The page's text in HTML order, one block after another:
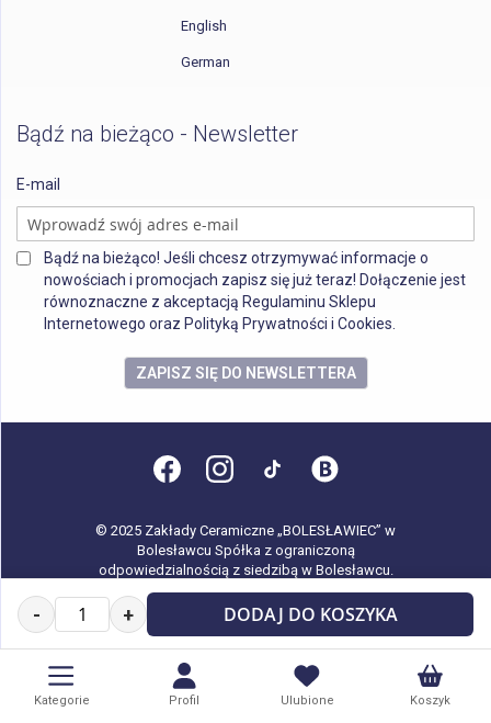
- + DODAJ DO KOSZYKA
English
German
Bądź na bieżąco - Newsletter
E-mail
Bądź na bieżąco! Jeśli chcesz otrzymywać informacje o
nowościach i promocjach zapisz się już teraz! Dołączenie jest
równoznaczne z akceptacją Regulaminu Sklepu
Internetowego oraz Polityką Prywatności i Cookies.
ZAPISZ SIĘ DO NEWSLETTERA
Kategorie Profil Ulubione Koszyk
© 2025 Zakłady Ceramiczne „BOLESŁAWIEC” w
Bolesławcu Spółka z ograniczoną
odpowiedzialnością z siedzibą w Bolesławcu.
Wszystkie prawa zastrzeżone.